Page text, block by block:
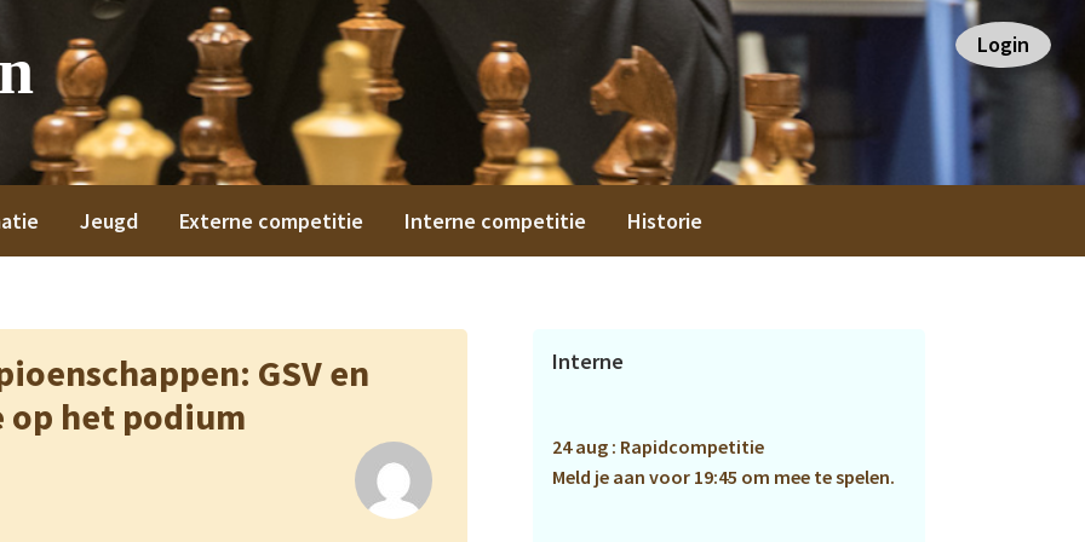
Login
Jeugd Externe competitie Interne competitie Historie
GSV en
op het podium
Primaire
Interne
24 aug : Rapidcompetitie
Meld je aan voor 19:45 om mee te spelen.